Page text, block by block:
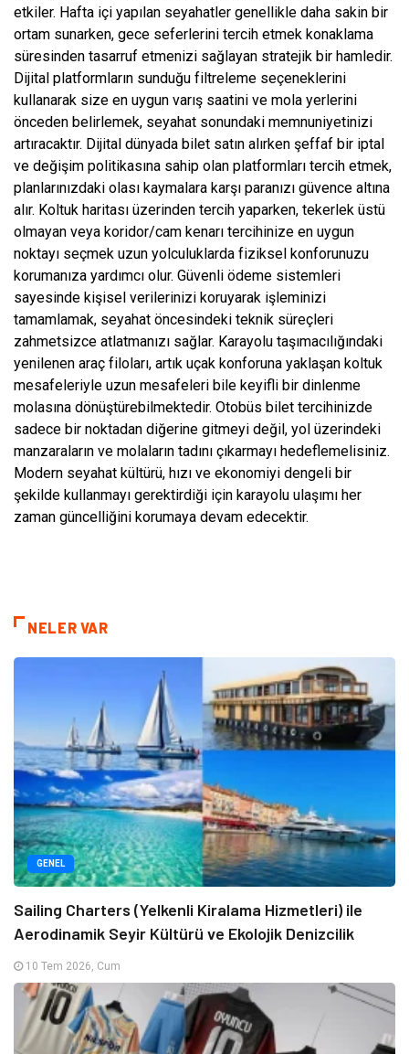
etkiler. Hafta içi yapılan seyahatler genellikle daha sakin bir
ortam sunarken, gece seferlerini tercih etmek konaklama
süresinden tasarruf etmenizi sağlayan stratejik bir hamledir.
Dijital platformların sunduğu filtreleme seçeneklerini
kullanarak size en uygun varış saatini ve mola yerlerini
önceden belirlemek, seyahat sonundaki memnuniyetinizi
artıracaktır. Dijital dünyada bilet satın alırken şeffaf bir iptal
ve değişim politikasına sahip olan platformları tercih etmek,
planlarınızdaki olası kaymalara karşı paranızı güvence altına
alır. Koltuk haritası üzerinden tercih yaparken, tekerlek üstü
olmayan veya koridor/cam kenarı tercihinize en uygun
noktayı seçmek uzun yolculuklarda fiziksel konforunuzu
korumanıza yardımcı olur. Güvenli ödeme sistemleri
sayesinde kişisel verilerinizi koruyarak işleminizi
tamamlamak, seyahat öncesindeki teknik süreçleri
zahmetsizce atlatmanızı sağlar. Karayolu taşımacılığındaki
yenilenen araç filoları, artık uçak konforuna yaklaşan koltuk
mesafeleriyle uzun mesafeleri bile keyifli bir dinlenme
molasına dönüştürebilmektedir. Otobüs bilet tercihinizde
sadece bir noktadan diğerine gitmeyi değil, yol üzerindeki
manzaraların ve molaların tadını çıkarmayı hedeflemelisiniz.
Modern seyahat kültürü, hızı ve ekonomiyi dengeli bir
şekilde kullanmayı gerektirdiği için karayolu ulaşımı her
zaman güncelliğini korumaya devam edecektir.
NELER VAR
GENEL
Sailing Charters (Yelkenli Kiralama Hizmetleri) ile
Aerodinamik Seyir Kültürü ve Ekolojik Denizcilik
10 Tem 2026, Cum